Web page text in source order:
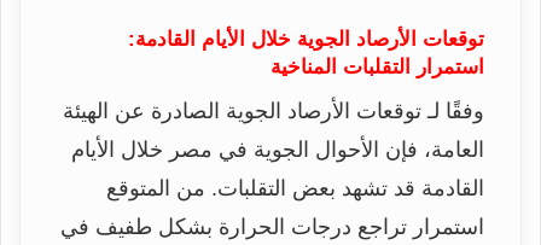
توقعات الأرصاد الجوية خلال الأيام القادمة:
استمرار التقلبات المناخية
وفقًا لـ توقعات الأرصاد الجوية الصادرة عن الهيئة
العامة، فإن الأحوال الجوية في مصر خلال الأيام
القادمة قد تشهد بعض التقلبات. من المتوقع
استمرار تراجع درجات الحرارة بشكل طفيف في